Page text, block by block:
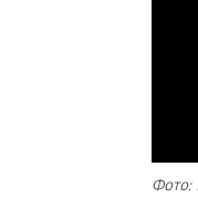
Фото: